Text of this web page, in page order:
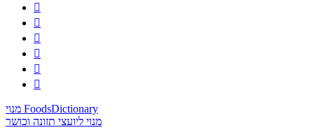






מנוי FoodsDictionary
מנוי ליועצי תזונה וכושר